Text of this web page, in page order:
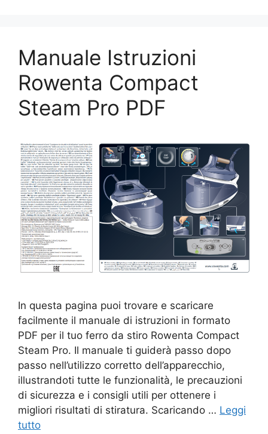
Manuale Istruzioni
Rowenta Compact
Steam Pro PDF
In questa pagina puoi trovare e scaricare
facilmente il manuale di istruzioni in formato
PDF per il tuo ferro da stiro Rowenta Compact
Steam Pro. Il manuale ti guiderà passo dopo
passo nell’utilizzo corretto dell’apparecchio,
illustrandoti tutte le funzionalità, le precauzioni
di sicurezza e i consigli utili per ottenere i
migliori risultati di stiratura. Scaricando … Leggi
tutto